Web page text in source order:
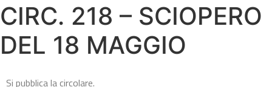
CIRC. 218 – SCIOPERO
DEL 18 MAGGIO
Si pubblica la circolare.